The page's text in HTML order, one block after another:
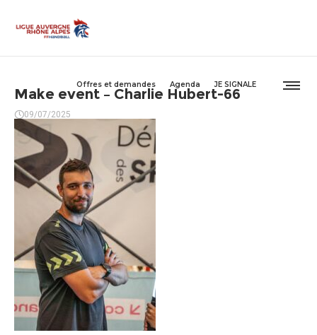
Offres et demandes Agenda JE SIGNALE
Make event – Charlie Hubert-66
09/07/2025